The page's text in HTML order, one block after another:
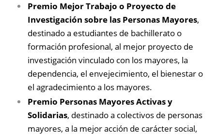
Premio Mejor Trabajo o Proyecto de
Investigación sobre las Personas Mayores,
destinado a estudiantes de bachillerato o
formación profesional, al mejor proyecto de
investigación vinculado con los mayores, la
dependencia, el envejecimiento, el bienestar o
el agradecimiento a los mayores.
Premio Personas Mayores Activas y
Solidarias, destinado a colectivos de personas
mayores, a la mejor acción de carácter social,